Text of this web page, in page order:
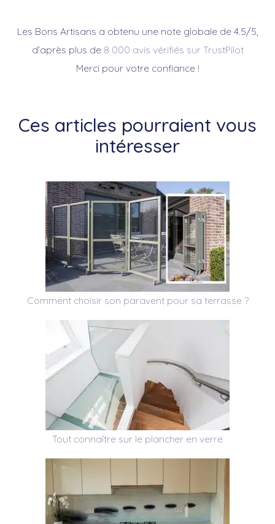
Les Bons Artisans a obtenu une note globale de 4.5/5,
d’après plus de 8 000 avis vérifiés sur TrustPilot
Merci pour votre confiance !
Ces articles pourraient vous
intéresser
Comment choisir son paravent pour sa terrasse ?
Tout connaître sur le plancher en verre